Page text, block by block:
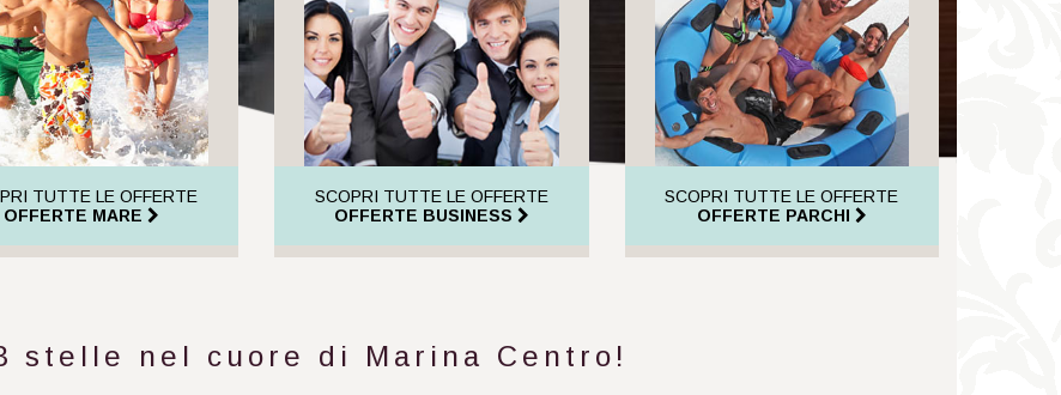
TUTTE LE OFFERTE
OFFERTE MARE
SCOPRI TUTTE LE OFFERTE
OFFERTE BUSINESS
SCOPRI TUTTE LE OFFERTE
OFFERTE PARCHI
stelle nel cuore di Marina Centro!